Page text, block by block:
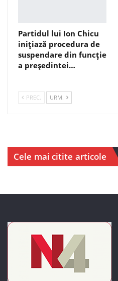
Partidul lui Ion Chicu
inițiază procedura de
suspendare din funcție
a președintei…
PREC. URM.
Cele mai citite articole